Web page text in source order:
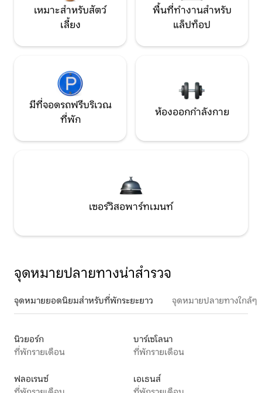
เหมาะสำหรับสัตว์
เลี้ยง
พื้นที่ทำงานสำหรับ
แล็ปท็อป
มีที่จอดรถฟรีบริเวณ
ที่พัก
ห้องออกกำลังกาย
เซอร์วิสอพาร์ทเมนท์
จุดหมายปลายทางน่าสำรวจ
จุดหมายยอดนิยมสำหรับที่พักระยะยาว จุดหมายปลายทางใกล้ๆ
นิวยอร์ก
ที่พักรายเดือน
บาร์เซโลนา
ที่พักรายเดือน
ฟลอเรนซ์
เอเธนส์